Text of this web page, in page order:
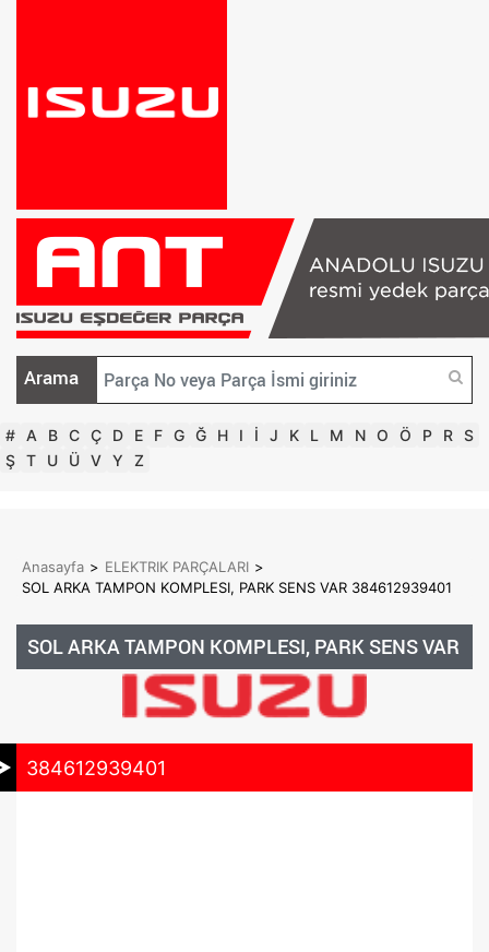
Arama
# A B C Ç D E F G Ğ H I İ J K L M N O Ö P R S
Ş T U Ü V Y Z
Anasayfa > ELEKTRIK PARÇALARI >
SOL ARKA TAMPON KOMPLESI, PARK SENS VAR 384612939401
SOL ARKA TAMPON KOMPLESI, PARK SENS VAR
384612939401